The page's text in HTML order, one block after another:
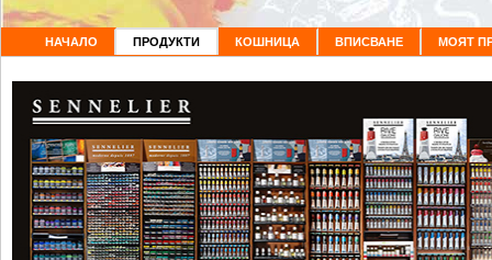
НАЧАЛО ПРОДУКТИ КОШНИЦА ВПИСВАНЕ МОЯТ